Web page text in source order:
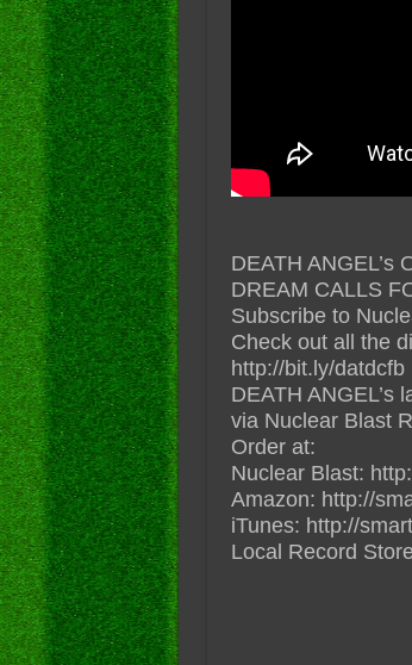
DEATH ANGEL’s
DREAM CALLS
Subscribe to
Check out all the
http://bit.ly/datdcfb
DEATH ANGEL’s
via Nuclear Blast
Order at:
Nuclear Blast:
Amazon: http://
iTunes: http://
Local Record